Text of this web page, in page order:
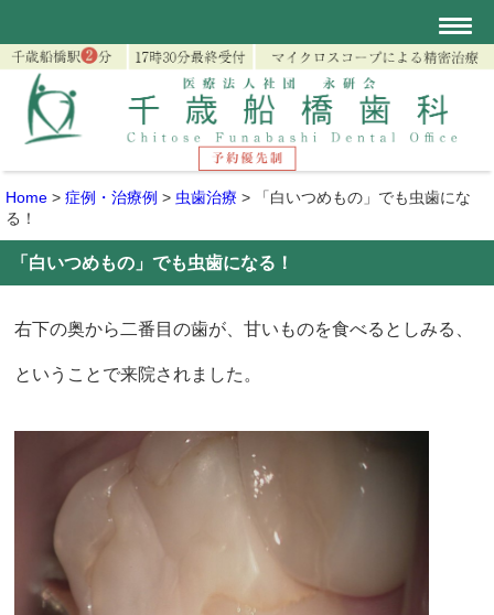
Home > 症例・治療例 > 虫歯治療 >
「白いつめもの」でも虫歯にな
る！
「白いつめもの」でも虫歯になる！
右下の奥から二番目の歯が、甘いものを食べるとしみる、
ということで来院されました。